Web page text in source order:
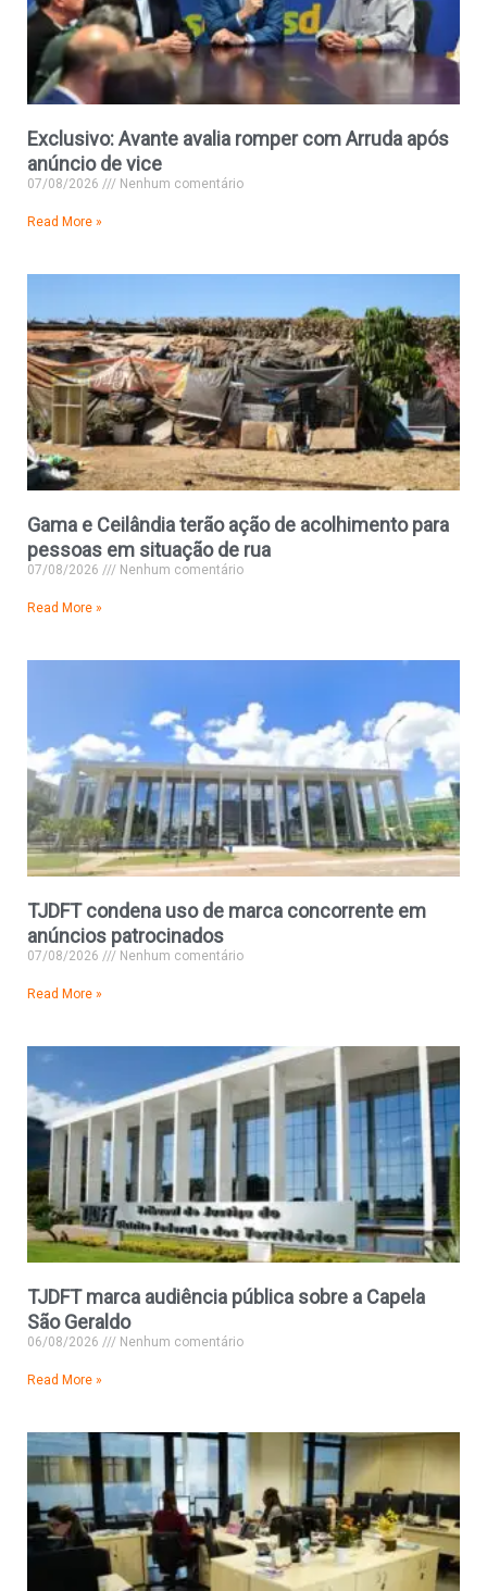
Exclusivo: Avante avalia romper com Arruda após
anúncio de vice
07/08/2026 Nenhum comentário
Read More »
Gama e Ceilândia terão ação de acolhimento para
pessoas em situação de rua
07/08/2026 Nenhum comentário
Read More »
TJDFT condena uso de marca concorrente em
anúncios patrocinados
07/08/2026 Nenhum comentário
Read More »
TJDFT marca audiência pública sobre a Capela
São Geraldo
06/08/2026 Nenhum comentário
Read More »